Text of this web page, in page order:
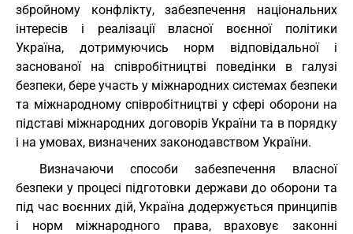
збройному конфлікту, забезпечення національних
інтересів і реалізації власної воєнної політики
Україна, дотримуючись норм відповідальної і
заснованої на співробітництві поведінки в галузі
безпеки, бере участь у міжнародних системах безпеки
та міжнародному співробітництві у сфері оборони на
підставі міжнародних договорів України та в порядку
і на умовах, визначених законодавством України.
Визначаючи способи забезпечення власної
безпеки у процесі підготовки держави до оборони та
під час воєнних дій, Україна додержується принципів
і норм міжнародного права, враховує законні